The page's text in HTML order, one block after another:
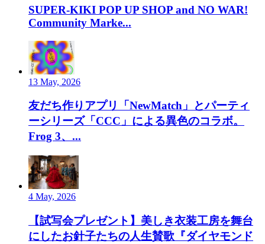
SUPER-KIKI POP UP SHOP and NO WAR!
Community Marke...
13 May, 2026
友だち作りアプリ「NewMatch」とパーティ
ーシリーズ「CCC」による異色のコラボ。
Frog 3、...
4 May, 2026
【試写会プレゼント】美しき衣装工房を舞台
にしたお針子たちの人生賛歌『ダイヤモンド